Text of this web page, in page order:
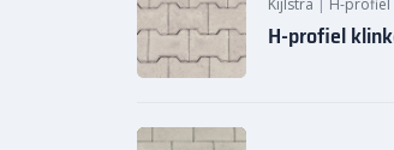
H-profiel